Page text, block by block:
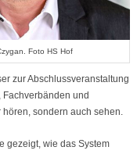
Foto HS Hof
zur Abschlussveranstaltung
und
sondern auch sehen.
gezeigt, wie das System